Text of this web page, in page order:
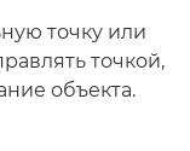
точку или
точкой,
объекта.